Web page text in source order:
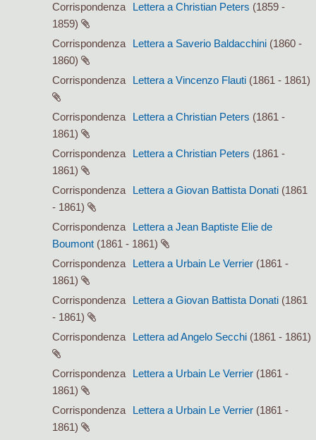
Corrispondenza
Lettera a Christian Peters (1859 -
1859)
Corrispondenza
Lettera a Saverio Baldacchini (1860 -
1860)
Corrispondenza
Lettera a Vincenzo Flauti (1861 - 1861)
Corrispondenza Lettera a Christian Peters (1861 -
1861)
Corrispondenza
Lettera a Christian Peters (1861 -
1861)
Corrispondenza
Lettera a Giovan Battista Donati (1861
- 1861)
Corrispondenza
Lettera a Jean Baptiste Elie de
Boumont (1861 - 1861)
Corrispondenza
Lettera a Urbain Le Verrier (1861 -
1861)
Corrispondenza
Lettera a Giovan Battista Donati (1861
- 1861)
Corrispondenza
Lettera ad Angelo Secchi (1861 - 1861)
Corrispondenza Lettera a Urbain Le Verrier (1861 -
1861)
Corrispondenza
Lettera a Urbain Le Verrier (1861 -
1861)